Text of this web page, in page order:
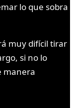
lo que sobra
muy difícil tirar
si no lo
manera